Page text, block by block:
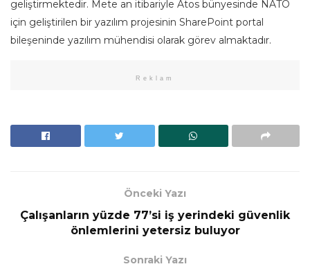
geliştirmektedir. Mete an itibariyle Atos bünyesinde NATO
için geliştirilen bir yazılım projesinin SharePoint portal
bileşeninde yazılım mühendisi olarak görev almaktadır.
Reklam
Önceki Yazı
Çalışanların yüzde 77’si iş yerindeki güvenlik
önlemlerini yetersiz buluyor
Sonraki Yazı